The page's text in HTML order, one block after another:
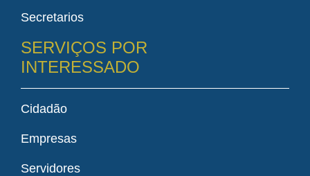
Secretarios
SERVIÇOS POR
INTERESSADO
Cidadão
Empresas
Servidores